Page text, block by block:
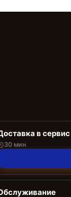
в
30 мин